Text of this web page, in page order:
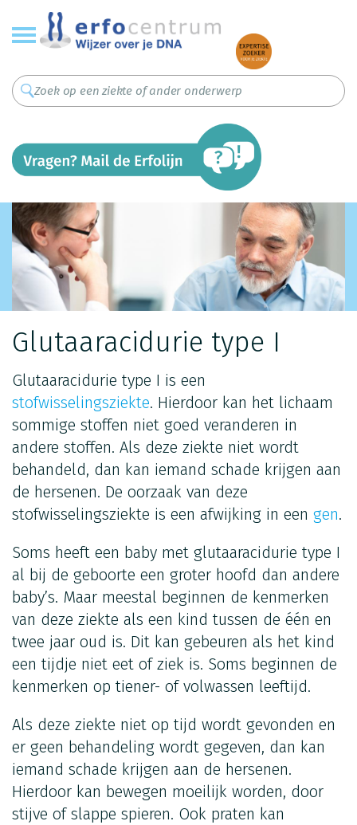
Overslaan
en
naar
inhoud
gaan
Glutaaracidurie type I
Glutaaracidurie type I is een
stofwisselingsziekte. Hierdoor kan het lichaam
sommige stoffen niet goed veranderen in
andere stoffen. Als deze ziekte niet wordt
behandeld, dan kan iemand schade krijgen aan
de hersenen. De oorzaak van deze
stofwisselingsziekte is een afwijking in een gen.
Soms heeft een baby met glutaaracidurie type I
al bij de geboorte een groter hoofd dan andere
baby’s. Maar meestal beginnen de kenmerken
van deze ziekte als een kind tussen de één en
twee jaar oud is. Dit kan gebeuren als het kind
een tijdje niet eet of ziek is. Soms beginnen de
kenmerken op tiener- of volwassen leeftijd.
Als deze ziekte niet op tijd wordt gevonden en
er geen behandeling wordt gegeven, dan kan
iemand schade krijgen aan de hersenen.
Hierdoor kan bewegen moeilijk worden, door
stijve of slappe spieren. Ook praten kan